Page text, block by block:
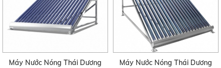
Máy Nước Nóng Thái Dương
Máy Nước Nóng Thái Dương